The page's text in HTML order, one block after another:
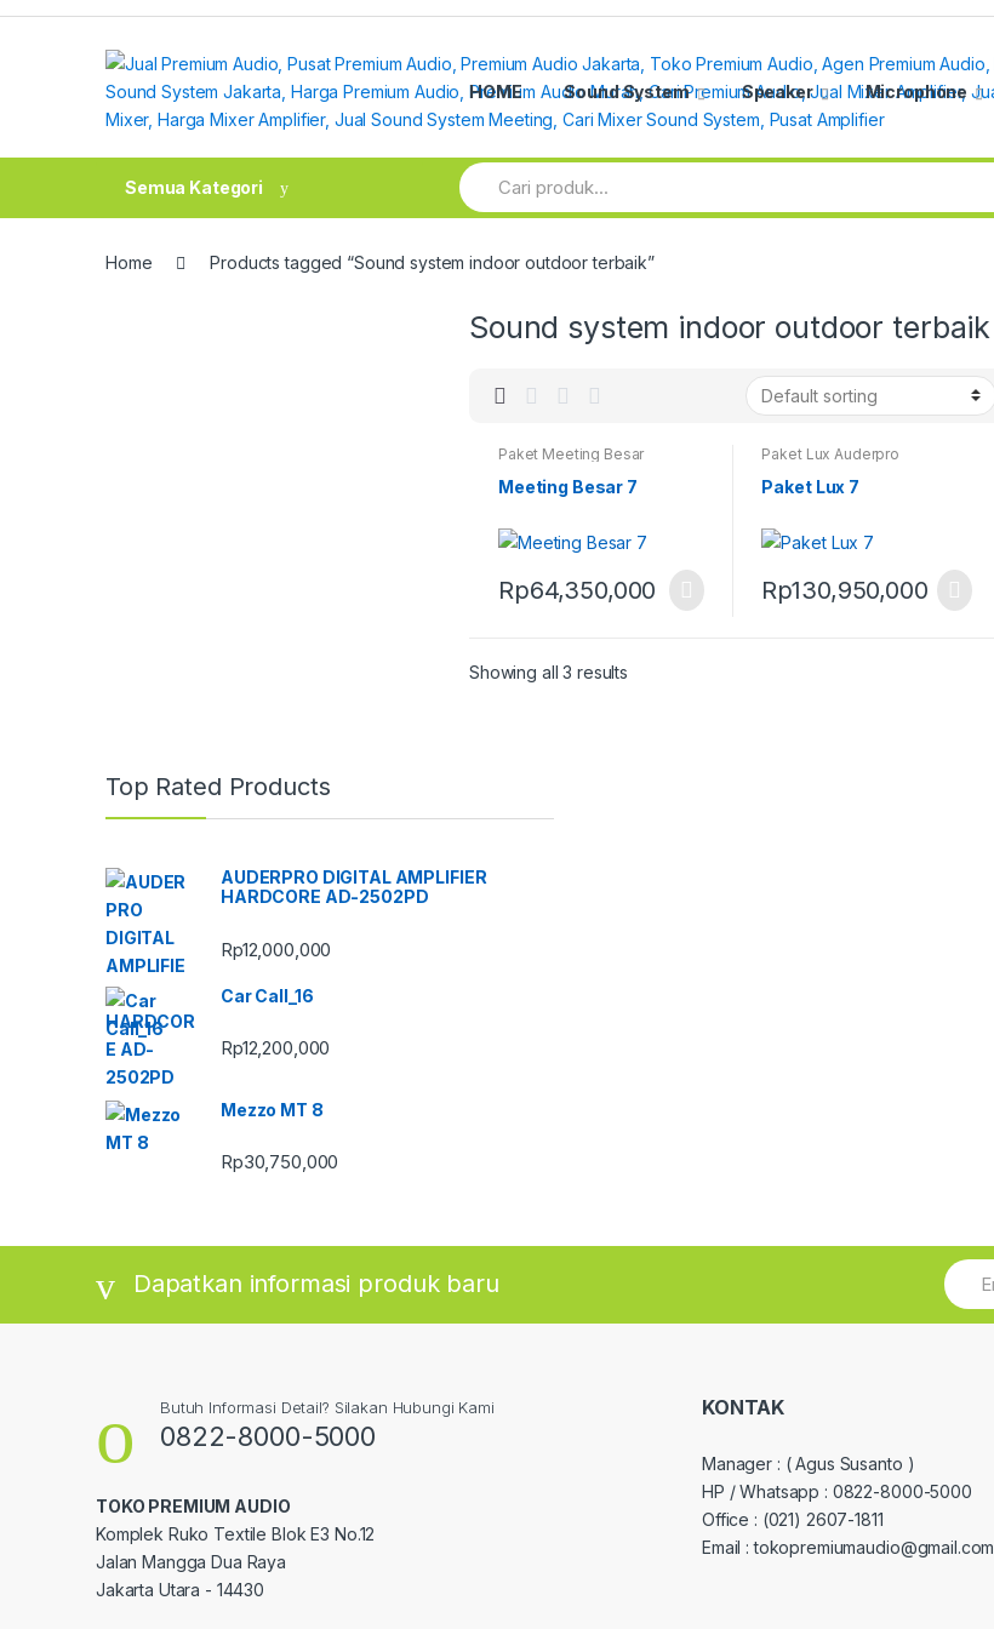
Skip
Skip
HOME
Sound System Speaker Microphone
Semua Kategori
Search
for:
Home Products tagged “Sound system indoor outdoor terbaik”
Sound system indoor outdoor terbaik
Paket Meeting Besar
Meeting Besar 7
Rp64,350,000
Paket Lux Auderpro
Paket Lux 7
Rp130,950,000
Showing all 3 results
Top Rated Products
AUDERPRO DIGITAL AMPLIFIER
HARDCORE AD-2502PD
Rp12,000,000
Car Call_16
Rp12,200,000
Mezzo MT 8
Rp30,750,000
Dapatkan informasi produk baru
Butuh Informasi Detail? Silakan Hubungi Kami
0822-8000-5000
TOKO PREMIUM AUDIO
Komplek Ruko Textile Blok E3 No.12
Jalan Mangga Dua Raya
Jakarta Utara - 14430
KONTAK
Manager : ( Agus Susanto )
HP / Whatsapp : 0822-8000-5000
Office : (021) 2607-1811
Email : tokopremiumaudio@gmail.com